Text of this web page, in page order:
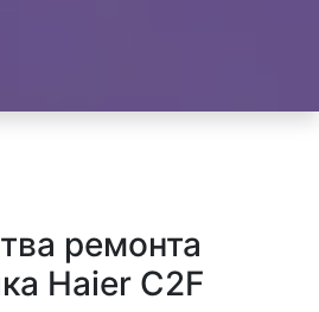
ремонта
Haier C2F